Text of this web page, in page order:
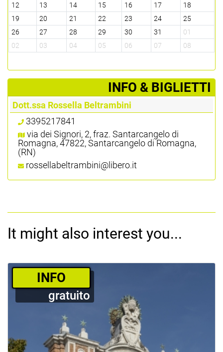
12
13 14 15 16 17
18
19
20 21 22 23 24
25
26
27 28 29 30 31
01
02
03 04 05 06 07 08
­INFO & BIGLIETTI
Dott.ssa Rossella Beltrambini
3395217841
via dei Signori, 2, fraz. Santarcangelo di
Romagna, 47822, Santarcangelo di Romagna,
(RN)
rossellabeltrambini@libero.it
It might also interest you...
­INFO
gratuito